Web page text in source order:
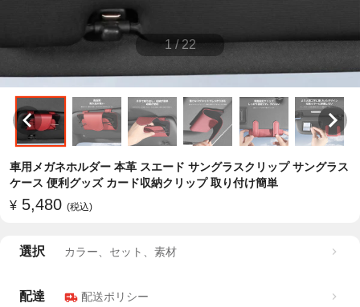
1 / 22
車用メガネホルダー 本革 スエード サングラスクリップ サングラス
ケース 便利グッズ カード収納クリップ 取り付け簡単
¥ 5,480 (税込)
選択 カラー、セット、素材
配達 配送ポリシー